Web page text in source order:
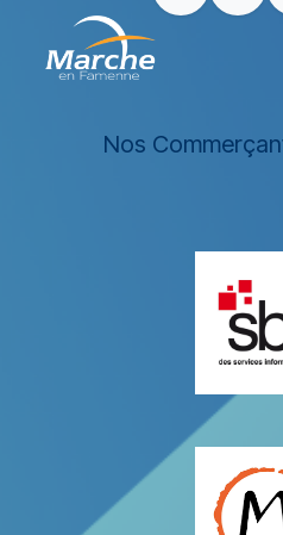
Nos